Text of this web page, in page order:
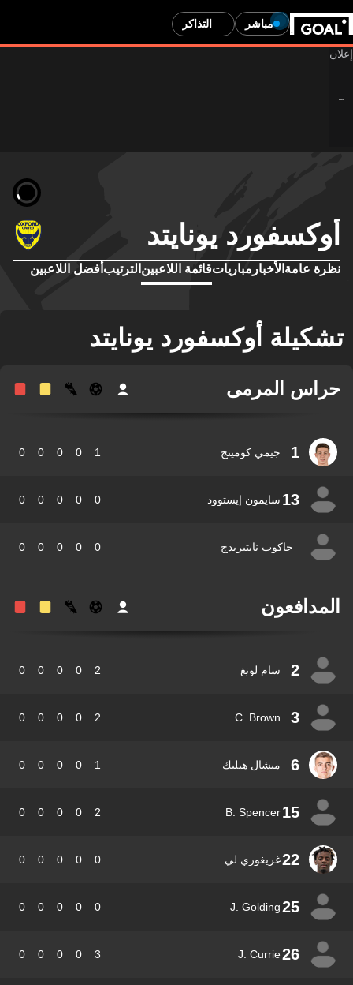
مباشر التذاكر
يونايتد
عامةالأخبارمبارياتقائمة اللاعبينالترتيبأفضل اللاعبين
أوكسفورد يونايتد
المرمى
1 جيمي كومينج 0
0
0
13 سايمون إيستوود 0
0
0
0
جاكوب نايتبريدج 0
0
0
0
2 سام لونغ 0
0
0
3
C. Brown
0
0
0
6 ميشال هيليك 0
0
0
15
B. Spencer
0
0
0
22 غريغوري لي 0
0
0
0
25
J. Golding
0
0
0
0
26
J. Currie
0
0
0